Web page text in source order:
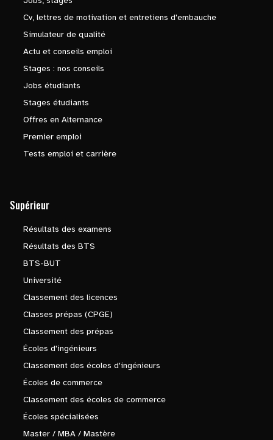
Cv, lettres de motivation et entretiens d'embauche
Simulateur de qualité
Actu et conseils emploi
Stages : nos conseils
Jobs étudiants
Stages étudiants
Offres en Alternance
Premier emploi
Tests emploi et carrière
Supérieur
Résultats des examens
Résultats des BTS
BTS-BUT
Université
Classement des licences
Classes prépas (CPGE)
Classement des prépas
Écoles d'ingénieurs
Classement des écoles d'ingénieurs
Écoles de commerce
Classement des écoles de commerce
Écoles spécialisées
Master / MBA / Mastère